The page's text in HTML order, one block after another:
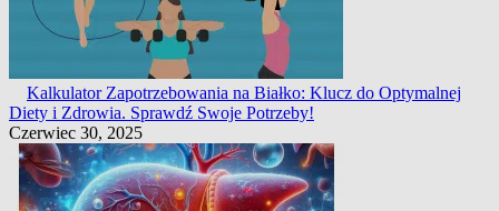
Kalkulator Zapotrzebowania na Białko: Klucz do Optymalnej
Diety i Zdrowia. Sprawdź Swoje Potrzeby!
Czerwiec 30, 2025